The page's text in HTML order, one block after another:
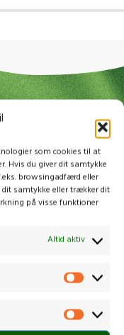
som cookies til at
Hvis du giver dit samtykke
browsingadfærd eller
dit samtykke eller trækker dit
på visse funktioner
Altid aktiv